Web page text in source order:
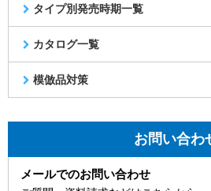
タイプ別発売時期一覧
カタログ一覧
模倣品対策
お問い合わ
メールでのお問い合わせ